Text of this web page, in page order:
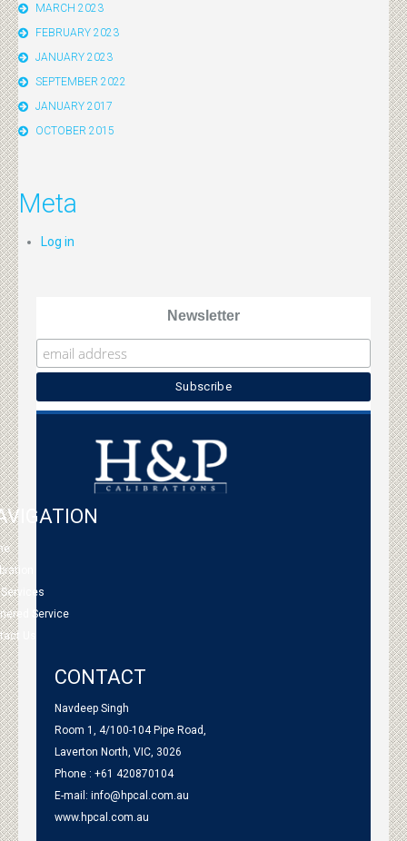
MARCH 2023
FEBRUARY 2023
JANUARY 2023
SEPTEMBER 2022
JANUARY 2017
OCTOBER 2015
Meta
Log in
Newsletter
Service
Us
CONTACT
Navdeep Singh
Room 1, 4/100-104 Pipe Road,
Laverton North, VIC, 3026
Phone : +61 420870104
E-mail: info@hpcal.com.au
www.hpcal.com.au